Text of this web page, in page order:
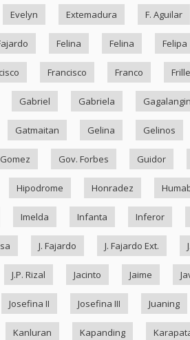
Evelyn Extemadura F. Aguilar
Felina Felina Felipa
Francisco Franco
Gabriel Gabriela Gagalangin
Gatmaitan Gelina Gelinos
Gomez Gov. Forbes Guidor
Hipodrome Honradez
Imelda Infanta Inferor
J. Fajardo J. Fajardo Ext.
J.P. Rizal Jacinto Jaime
Josefina II Josefina III Juaning
Kanluran Kapanding